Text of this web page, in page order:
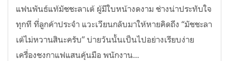
แฟนพันธ์แท้มัชชะลาเต้ ผู้มีใบหน้างดงาม ช่างน่าประทับใจ
ทุกที ที่ลูกค้าประจำ แวะเวียนกลับมาให้หายคิดถึง “มัชชะลา
เต้ไม่หวานสินะครับ” บ่ายวันนั้นเป็นไปอย่างเรียบง่าย
เครื่องชงกาแฟแสนคุ้นมือ พนักงาน...